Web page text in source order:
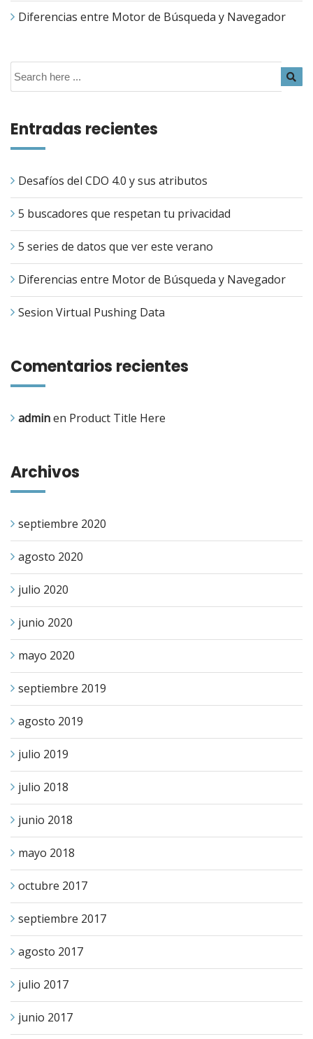
Diferencias entre Motor de Búsqueda y Navegador
Entradas recientes
Desafíos del CDO 4.0 y sus atributos
5 buscadores que respetan tu privacidad
5 series de datos que ver este verano
Diferencias entre Motor de Búsqueda y Navegador
Sesion Virtual Pushing Data
Comentarios recientes
adminen Product Title Here
Archivos
septiembre 2020
agosto 2020
julio 2020
junio 2020
mayo 2020
septiembre 2019
agosto 2019
julio 2019
julio 2018
junio 2018
mayo 2018
octubre 2017
septiembre 2017
agosto 2017
julio 2017
junio 2017